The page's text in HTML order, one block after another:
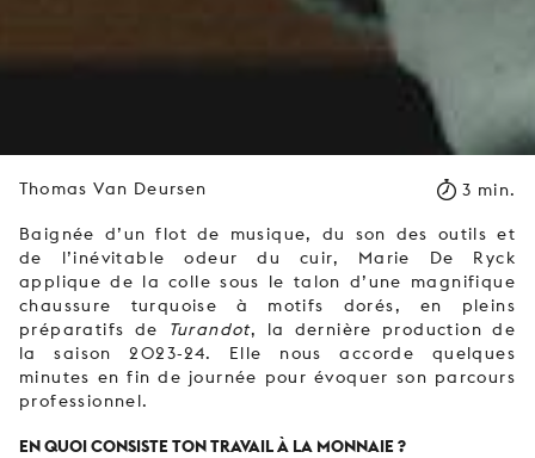
Thomas Van Deursen 3 min.
Baignée d’un flot de musique, du son des outils et
de l’inévitable odeur du cuir, Marie De Ryck
applique de la colle sous le talon d’une magnifique
chaussure turquoise à motifs dorés, en pleins
préparatifs de
Turandot, la dernière production de
la saison 2023-24. Elle nous accorde quelques
minutes en fin de journée pour évoquer son parcours
professionnel.
EN QUOI CONSISTE TON TRAVAIL À LA MONNAIE ?